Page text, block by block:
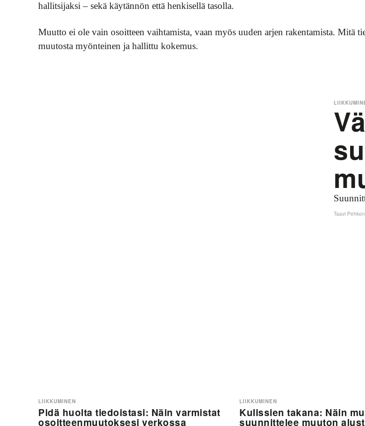
hallitsijaksi – sekä käytännön että henkisellä tasolla.
Muutto ei ole vain osoitteen vaihtamista, vaan myös uuden arjen rakentamista. Mitä
muutosta myönteinen ja hallittu kokemus.
Taavi
Pidä huolta tiedoistasi: Näin varmistat
osoitteenmuutoksesi verkossa
LIIKKUMINEN
Kulissien takana: Näin
suunnittelee muuton
LIIKKUMINEN